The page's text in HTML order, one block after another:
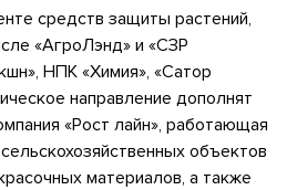
средств защиты растений,
«АгроЛэнд» и «СЗР
НПК «Химия», «Сатор
направление дополнят
«Рост лайн», работающая
объектов
материалов, а также